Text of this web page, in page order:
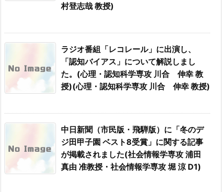
村登志哉 教授)
ラジオ番組「レコレール」に出演し、
「認知バイアス」について解説しまし
た。(心理・認知科学専攻 川合 伸幸 教
授)(心理・認知科学専攻 川合 伸幸 教授)
中日新聞（市民版・飛騨版）に「冬のデ
ジ田甲子園 ベスト8受賞」に関する記事
が掲載されました(社会情報学専攻 浦田
真由 准教授・社会情報学専攻 堀 涼 D1)